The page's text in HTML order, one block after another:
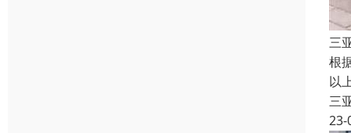
三
根
以
三
23-